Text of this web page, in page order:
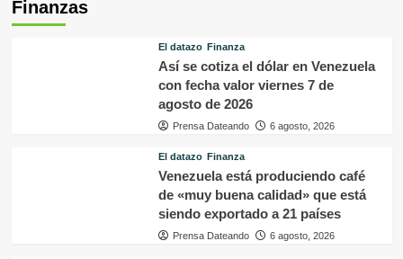
Finanzas
El datazo Finanza
Así se cotiza el dólar en Venezuela
con fecha valor viernes 7 de
agosto de 2026
Prensa Dateando 6 agosto, 2026
El datazo Finanza
Venezuela está produciendo café
de «muy buena calidad» que está
siendo exportado a 21 países
Prensa Dateando 6 agosto, 2026